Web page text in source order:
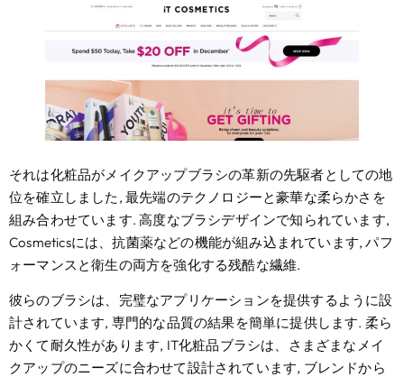
それは化粧品がメイクアップブラシの革新の先駆者としての地
位を確立しました, 最先端のテクノロジーと豪華な柔らかさを
組み合わせています. 高度なブラシデザインで知られています,
Cosmeticsには、抗菌薬などの機能が組み込まれています, パフ
ォーマンスと衛生の両方を強化する残酷な繊維.
彼らのブラシは、完璧なアプリケーションを提供するように設
計されています, 専門的な品質の結果を簡単に提供します. 柔ら
かくて耐久性があります, IT化粧品ブラシは、さまざまなメイ
クアップのニーズに合わせて設計されています, ブレンドから